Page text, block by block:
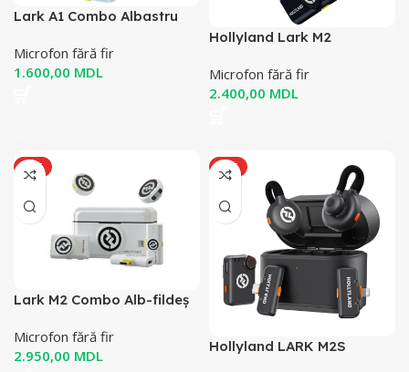
Lark A1 Combo Albastru
Microfon fără fir
MDL
Hollyland Lark M2
Microfon fără fir
MDL
HOT
Lark M2 Combo Alb-fildeș
Microfon fără fir
MDL
HOT
Hollyland LARK M2S